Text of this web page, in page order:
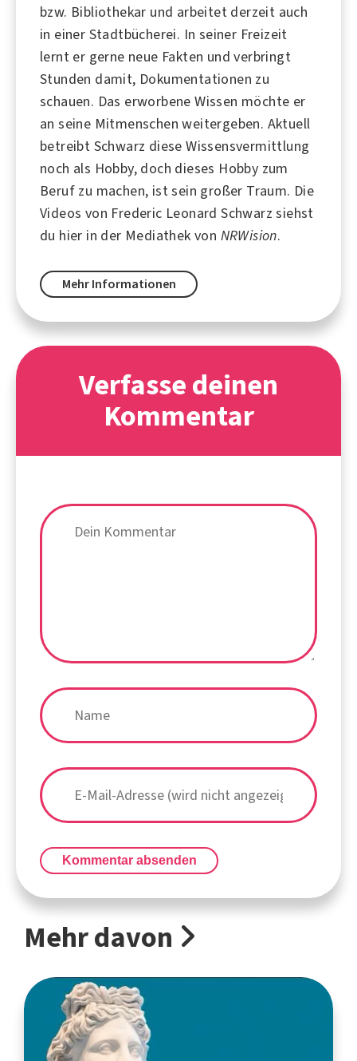
bzw. Bibliothekar und arbeitet derzeit auch
in einer Stadtbücherei. In seiner Freizeit
lernt er gerne neue Fakten und verbringt
Stunden damit, Dokumentationen zu
schauen. Das erworbene Wissen möchte er
an seine Mitmenschen weitergeben. Aktuell
betreibt Schwarz diese Wissensvermittlung
noch als Hobby, doch dieses Hobby zum
Beruf zu machen, ist sein großer Traum. Die
Videos von Frederic Leonard Schwarz siehst
du hier in der Mediathek von NRWision.
Mehr Informationen
Verfasse deinen
Kommentar
Kommentar absenden
Mehr davon